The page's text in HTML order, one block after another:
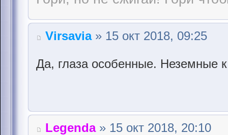
Virsavia» 15 окт 2018, 09:25
Да, глаза особенные. Неземные
Legenda» 15 окт 2018, 20:10